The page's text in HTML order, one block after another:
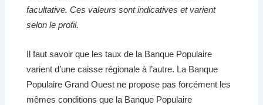
facultative. Ces valeurs sont indicatives et varient
selon le profil.
Il faut savoir que les taux de la Banque Populaire
varient d’une caisse régionale à l’autre. La Banque
Populaire Grand Ouest ne propose pas forcément les
mêmes conditions que la Banque Populaire